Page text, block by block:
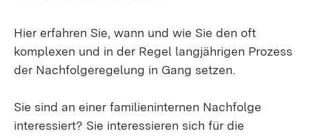
Hier erfahren Sie, wann und wie Sie den oft
komplexen und in der Regel langjährigen Prozess
der Nachfolgeregelung in Gang setzen.
Sie sind an einer familieninternen Nachfolge
interessiert? Sie interessieren sich für die